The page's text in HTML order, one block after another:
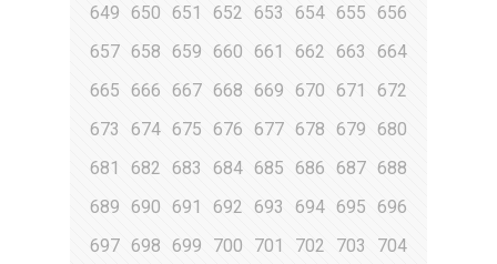
649
650 651 652 653 654 655 656
657 658 659 660 661 662 663
664
665
666 667 668 669 670 671
672
673
674 675 676 677 678 679
680
681
682 683 684 685 686 687 688
689
690 691 692 693 694 695
696
697 698 699 700 701 702 703
704